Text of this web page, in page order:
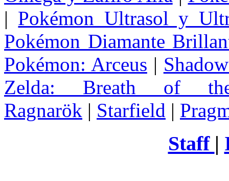
| Pokémon Ultrasol y
Pokémon Diamante
Pokémon: Arceus |
Zelda: Breath of
Ragnarök | Starfield |
Staff |